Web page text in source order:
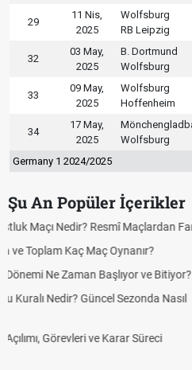
29
11 Nis,
2025
Wolfsburg
RB Leipzig
32
03 May,
2025
B. Dortmund
Wolfsburg
33
09 May,
2025
Wolfsburg
Hoffenheim
34
17 May,
2025
Wolfsburg
Germany 1 2024/2025
Şu An Popüler İçerikler
Puan Durumunda AG, OM ve
Skor Ne Demek? Sporda Skor
Futbol Nasıl Oynanır? Temel
Deplasman Golü Kuralı Nedir?
DGS Sonuçları Ne Zaman